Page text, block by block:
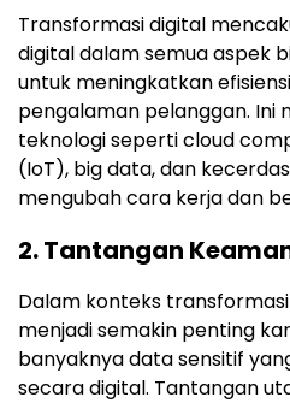
Transformasi digital
digital dalam semua aspek
untuk meningkatkan
pengalaman pelanggan. Ini
teknologi seperti cloud
(IoT), big data, dan
mengubah cara kerja dan
2.Tantangan
Dalam konteks
menjadi semakin penting
banyaknya data sensitif
secara digital. Tantangan